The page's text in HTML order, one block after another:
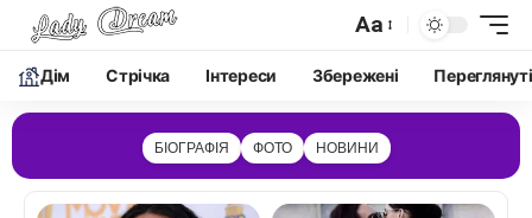
Aa
Дім Cтрічка Інтереси Збережені Переглянуті
БІОГРАФІЯ ФОТО НОВИНИ